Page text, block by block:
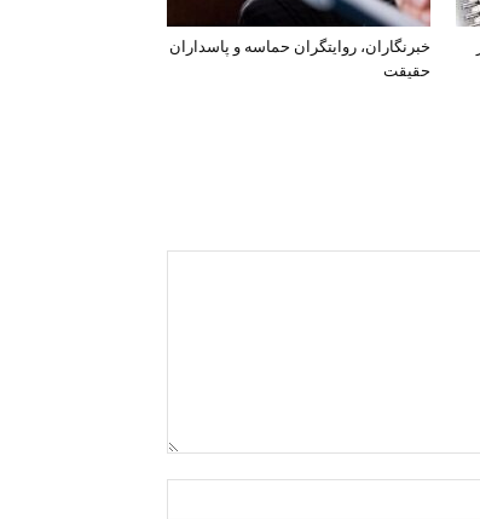
خبرنگاران، روایتگران حماسه و پاسداران
حقیقت